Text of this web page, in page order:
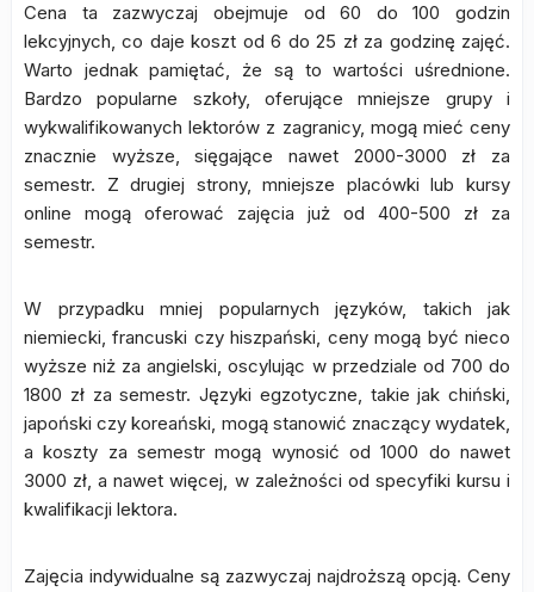
Cena ta zazwyczaj obejmuje od 60 do 100 godzin
lekcyjnych, co daje koszt od 6 do 25 zł za godzinę zajęć.
Warto jednak pamiętać, że są to wartości uśrednione.
Bardzo popularne szkoły, oferujące mniejsze grupy i
wykwalifikowanych lektorów z zagranicy, mogą mieć ceny
znacznie wyższe, sięgające nawet 2000-3000 zł za
semestr. Z drugiej strony, mniejsze placówki lub kursy
online mogą oferować zajęcia już od 400-500 zł za
semestr.
W przypadku mniej popularnych języków, takich jak
niemiecki, francuski czy hiszpański, ceny mogą być nieco
wyższe niż za angielski, oscylując w przedziale od 700 do
1800 zł za semestr. Języki egzotyczne, takie jak chiński,
japoński czy koreański, mogą stanowić znaczący wydatek,
a koszty za semestr mogą wynosić od 1000 do nawet
3000 zł, a nawet więcej, w zależności od specyfiki kursu i
kwalifikacji lektora.
Zajęcia indywidualne są zazwyczaj najdroższą opcją. Ceny